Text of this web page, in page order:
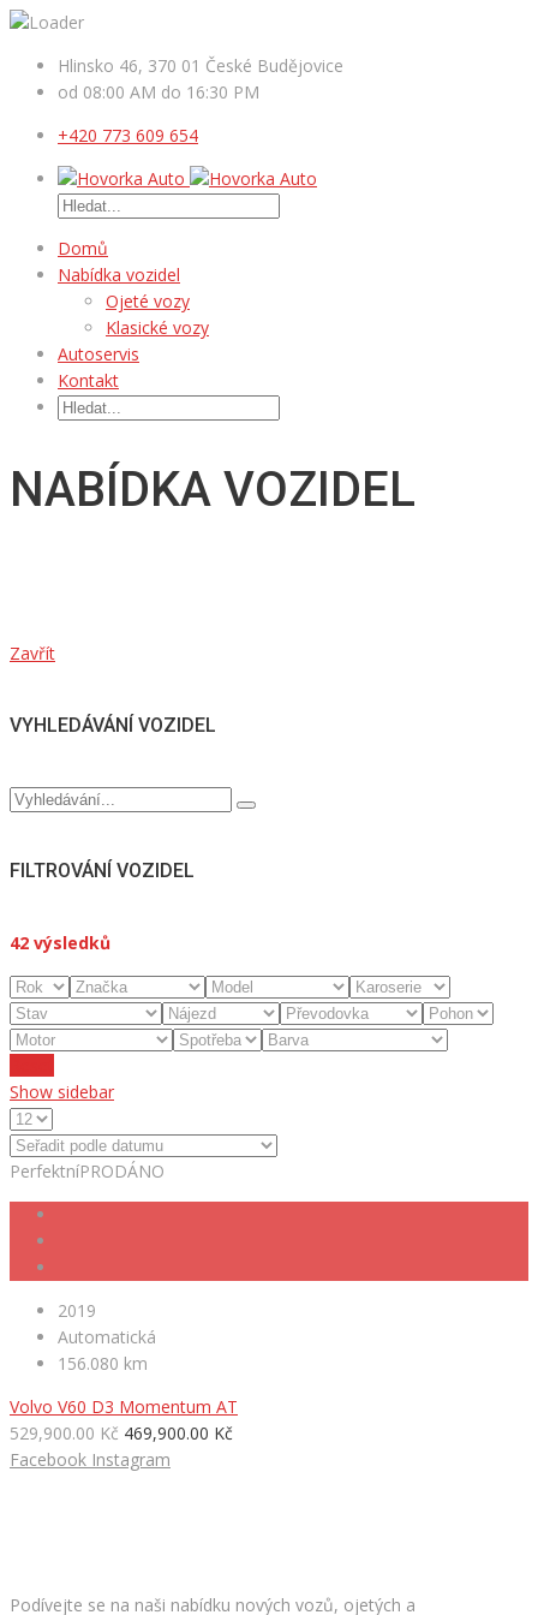
Hlinsko 46, 370 01 České Budějovice
od 08:00 AM do 16:30 PM
+420 773 609 654
Domů
Nabídka vozidel
Ojeté vozy
Klasické vozy
Autoservis
Kontakt
NABÍDKA VOZIDEL
Zavřít
VYHLEDÁVÁNÍ VOZIDEL
FILTROVÁNÍ VOZIDEL
42 výsledků
Show sidebar
PerfektníPRODÁNO
2019
Automatická
156.080 km
Volvo V60 D3 Momentum AT
529,900.00 Kč 469,900.00 Kč
Facebook Instagram
Podívejte se na naši nabídku nových vozů, ojetých a